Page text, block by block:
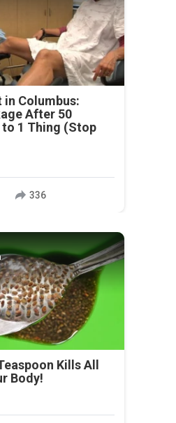
Columbus:
After 50
to 1 Thing (Stop
336
Kills All
Body!